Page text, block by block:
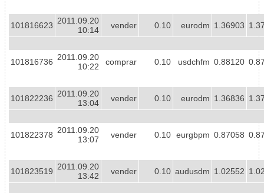
101816623 2011.09.20
10:14
vender 0.10 eurodm 1.36903
101816736 2011.09.20
10:22
comprar 0.10 usdchfm 0.88120
101822236 2011.09.20
13:04
vender 0.10 eurodm 1.36836
101822378 2011.09.20
13:07
vender 0.10 eurgbpm 0.87058
101823519 2011.09.20
13:42
vender 0.10 audusdm 1.02552